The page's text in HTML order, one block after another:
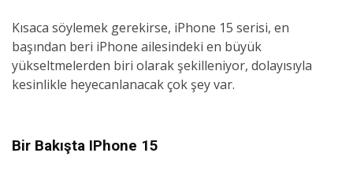
Kısaca söylemek gerekirse, iPhone 15 serisi, en
başından beri iPhone ailesindeki en büyük
yükseltmelerden biri olarak şekilleniyor, dolayısıyla
kesinlikle heyecanlanacak çok şey var.
Bir Bakışta IPhone 15